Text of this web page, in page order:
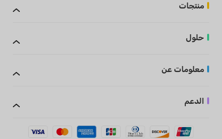
منتجات
حلول
معلومات عن
الدعم